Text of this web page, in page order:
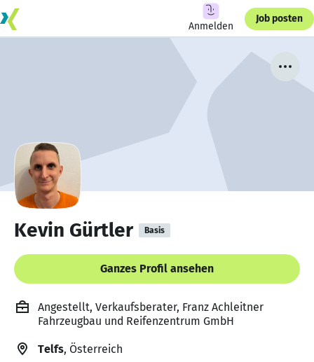
Anmelden
Job posten
Kevin Gürtler Basis
Ganzes Profil ansehen
Angestellt, Verkaufsberater, Franz Achleitner
Fahrzeugbau und Reifenzentrum GmbH
Telfs, Österreich